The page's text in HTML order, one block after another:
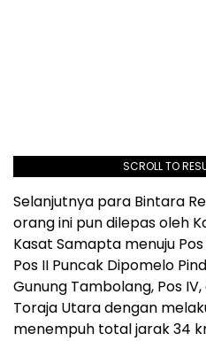
SCROLL TO
Selanjutnya para Bintara
orang ini pun dilepas oleh
Kasat Samapta menuju
Pos II Puncak Dipomelo
Gunung Tambolang, Pos
Toraja Utara dengan
menempuh total jarak 34